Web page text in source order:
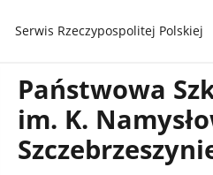
gov.pl
Serwis Rzeczypospolitej Polskiej
Państwowa
im. K.